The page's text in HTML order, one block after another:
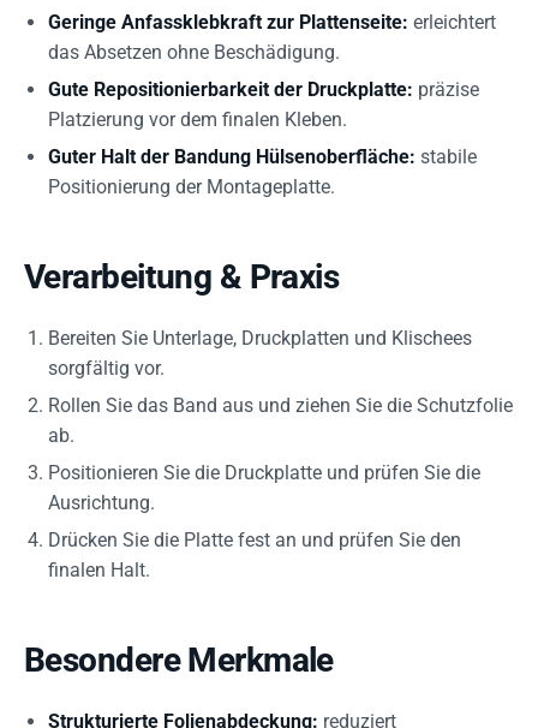
Geringe Anfassklebkraft zur Plattenseite: erleichtert
das Absetzen ohne Beschädigung.
Gute Repositionierbarkeit der Druckplatte: präzise
Platzierung vor dem finalen Kleben.
Guter Halt der Bandung Hülsenoberfläche: stabile
Positionierung der Montageplatte.
Verarbeitung & Praxis
Bereiten Sie Unterlage, Druckplatten und Klischees
sorgfältig vor.
Rollen Sie das Band aus und ziehen Sie die Schutzfolie
ab.
Positionieren Sie die Druckplatte und prüfen Sie die
Ausrichtung.
Drücken Sie die Platte fest an und prüfen Sie den
finalen Halt.
Besondere Merkmale
Strukturierte Folienabdeckung: reduziert